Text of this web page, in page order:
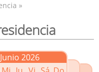
»
Junio 2026